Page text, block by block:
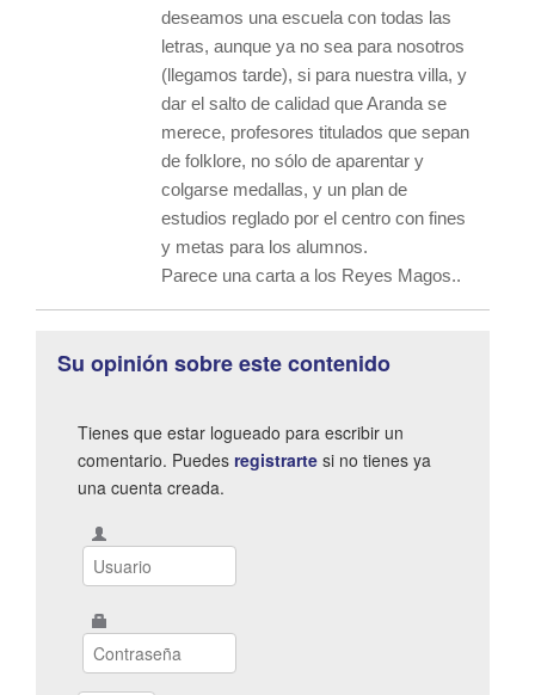
deseamos una escuela con todas las
letras, aunque ya no sea para nosotros
(llegamos tarde), si para nuestra villa, y
dar el salto de calidad que Aranda se
merece, profesores titulados que sepan
de folklore, no sólo de aparentar y
colgarse medallas, y un plan de
estudios reglado por el centro con fines
y metas para los alumnos.
Parece una carta a los Reyes Magos..
Su opinión sobre este contenido
Tienes que estar logueado para escribir un
comentario. Puedes registrarte si no tienes ya
una cuenta creada.